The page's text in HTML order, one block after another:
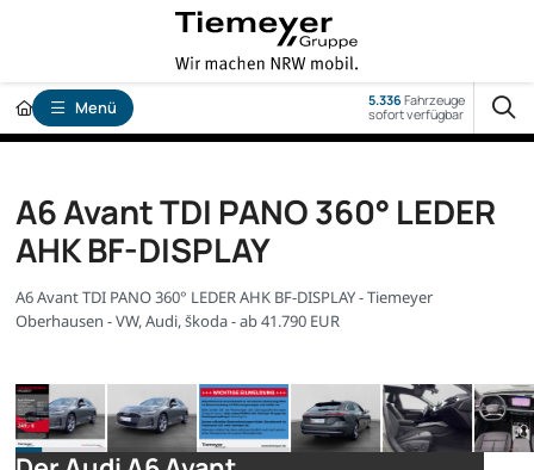
Menü 5.336Fahrzeuge
sofort verfügbar
A6 Avant TDI PANO 360° LEDER
AHK BF-DISPLAY
A6 Avant TDI PANO 360° LEDER AHK BF-DISPLAY - Tiemeyer
Oberhausen - VW, Audi, Škoda - ab 41.790 EUR